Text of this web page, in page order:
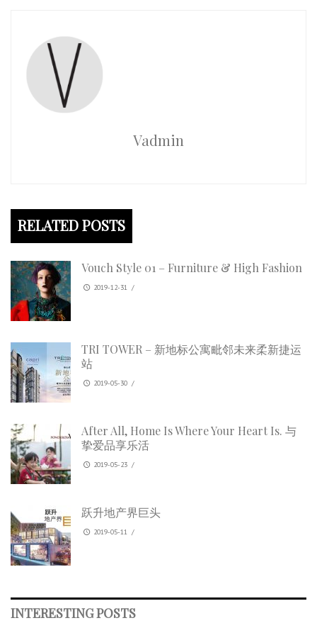
Vadmin
RELATED POSTS
Vouch Style 01 – Furniture & High Fashion
2019-12-31 /
TRI TOWER – 新地标公寓毗邻未来柔新捷运
站
2019-05-30 /
After All, Home Is Where Your Heart Is. 与
挚爱品享乐活
2019-05-23 /
跃升地产界巨头
2019-05-11 /
INTERESTING POSTS